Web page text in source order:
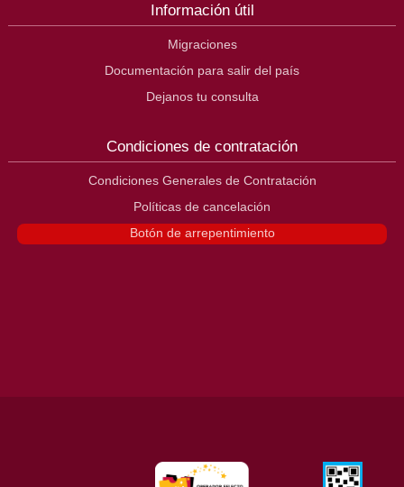
Información útil
Migraciones
Documentación para salir del país
Dejanos tu consulta
Condiciones de contratación
Condiciones Generales de Contratación
Políticas de cancelación
Botón de arrepentimiento